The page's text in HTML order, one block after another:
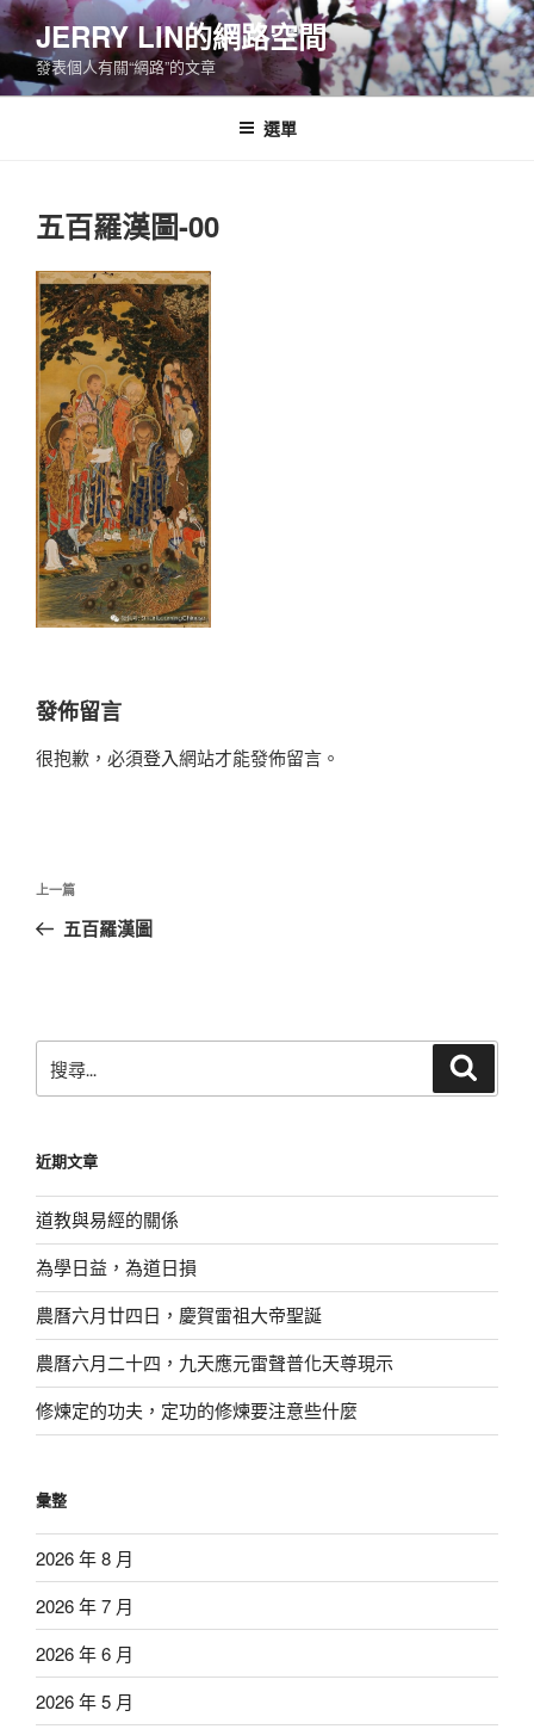
跳
至
主
要
JERRY LIN的網路空間
發表個人有關“網路”的文章
選單
五百羅漢圖-00
發佈留言
很抱歉，必須登入網站才能發佈留言。
文
導
上
一
上一篇
五百羅漢圖
尋
字:
近期文章
道教與易經的關係
為學日益，為道日損
農曆六月廿四日，慶賀雷祖大帝聖誕
農曆六月二十四，九天應元雷聲普化天尊現示
修煉定的功夫，定功的修煉要注意些什麼
彙整
2026 年 8 月
2026 年 7 月
2026 年 6 月
2026 年 5 月